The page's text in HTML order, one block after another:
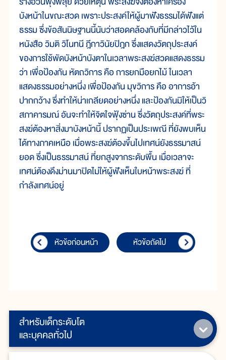
สำหรับเด็กระดับโต
และบุคคลทั่วไป
บังหน้าในขณะสวด เพราะประสงค์ให้ผู้มาฟังธรรมได้ฟังแต่
ธรรม ซึ่งข้อสันนิษฐานนี้นับว่าสอดคล้องกับที่มีกล่าวไว้ใน
หนังสือ วิมติ วิโนทนี ฎีกาวินัยปิฎก ซึ่งแสดงวัตถุประสงค์
ของการใช้พัดบังหน้าบังตาในเวลาพระสงฆ์สวดแสดงธรรม
ว่า เพื่อป้องกัน หัตถวิการ คือ การยกมือยกไม้ ในเวลา
แสดงธรรมอย่างหนึ่ง เพื่อป้องกัน มุขวิการ คือ อาการอ้า
ปากกว้าง ซึ่งทำให้น่าเกลียดอย่างหนึ่ง และป้องกันมิให้เป็นวิ
สภาคารมณ์ อันจะทำให้จิตใจฟุ้งซ่าน ซึ่งวัตถุประสงค์ที่พระ
สงฆ์ต้องหาสิ่งมาบังหน้านี้ ปรากฏเป็นประเพณี ที่ยังพบเห็น
ได้ทางภาคเหนือ เมื่อพระสงฆ์ต้องขึ้นไปเทศน์ยังธรรมาสน์
ยอด ซึ่งเป็นธรรมาสน์ ที่ยกสูงจากระดับพื้น เมื่อเวลาจะ
เทศน์ต้องดึงม่านมาปิดไม่ให้ผู้ฟังเห็นใบหน้าพระสงฆ์ ที่
กำลังเทศน์อยู่
หัวข้อก่อนหน้า หัวข้อถัดไป